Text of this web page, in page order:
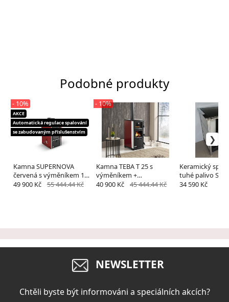
Podobné produkty
Kamna SUPERNOVA
červená s výměníkem 15-
34KW+příslušenství
AKCE
Automatická regulace spalování
se zabudovaným příslušenstvím
- 10%
49 900 Kč 55 444.44 Kč
Kamna TEBA T 25 s
výměníkem +
příslušenství
- 10%
40 900 Kč 45 444.44 Kč
Keramický
tuhé palivo
34 590 Kč
NEWSLETTER
Chtěli byste být informováni a speciálních akcích?